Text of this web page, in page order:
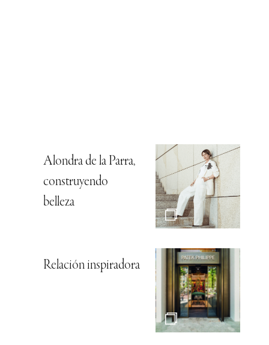
Alondra de la Parra,
construyendo
belleza
Relación inspiradora